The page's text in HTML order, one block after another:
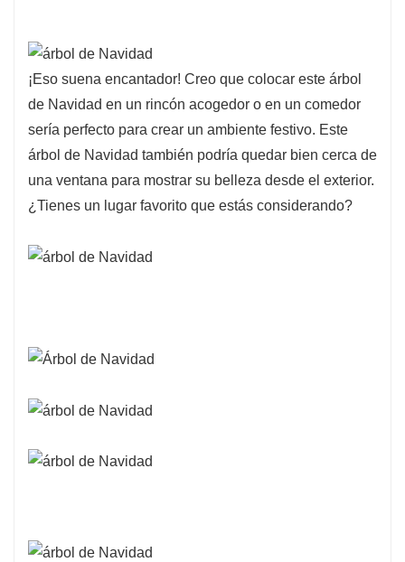
¡Eso suena encantador! Creo que colocar este árbol
de Navidad en un rincón acogedor o en un comedor
sería perfecto para crear un ambiente festivo. Este
árbol de Navidad también podría quedar bien cerca de
una ventana para mostrar su belleza desde el exterior.
¿Tienes un lugar favorito que estás considerando?